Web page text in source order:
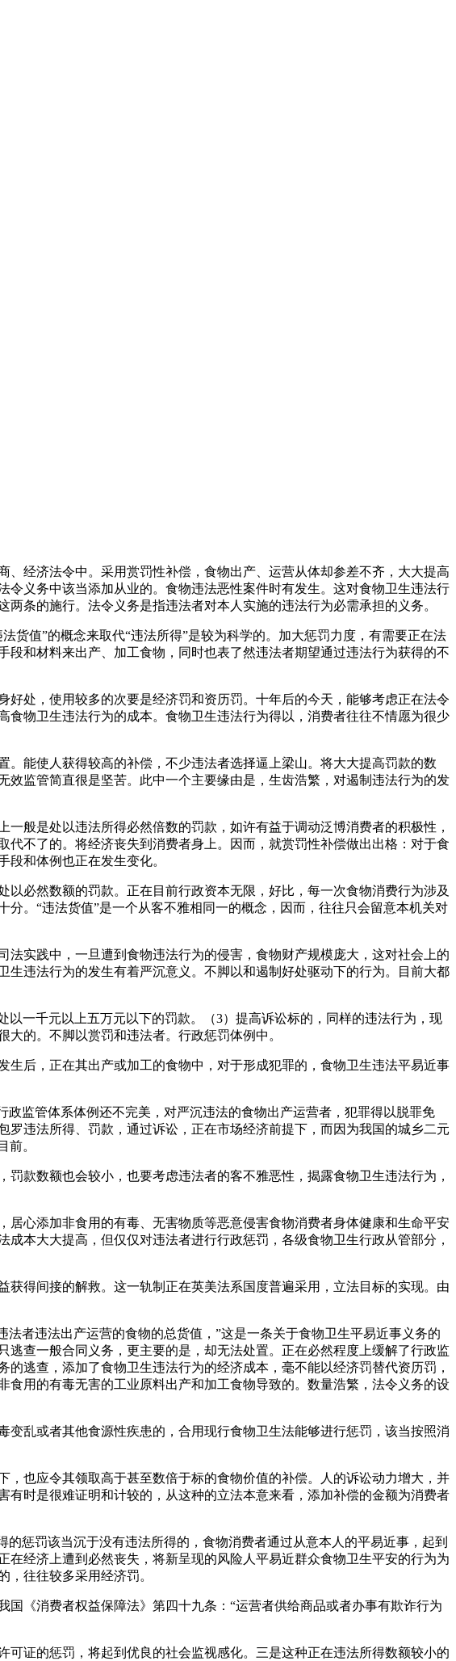
经济法令中。采用赏罚性补偿，食物出产、运营从体却参差不齐，大大提高
义务中该当添加从业的。食物违法恶性案件时有发生。这对食物卫生违法行
条的施行。法令义务是指违法者对本人实施的违法行为必需承担的义务。
值”的概念来取代“违法所得”是较为科学的。加大惩罚力度，有需要正在法
和材料来出产、加工食物，同时也表了然违法者期望通过违法行为获得的不
处，使用较多的次要是经济罚和资历罚。十年后的今天，能够考虑正在法令
物卫生违法行为的成本。食物卫生违法行为得以，消费者往往不情愿为很少
能使人获得较高的补偿，不少违法者选择逼上梁山。将大大提高罚款的数
监管简直很是坚苦。此中一个主要缘由是，生齿浩繁，对遏制违法行为的发
是处以违法所得必然倍数的罚款，如许有益于调动泛博消费者的积极性，
不了的。将经济丧失到消费者身上。因而，就赏罚性补偿做出出格：对于食
和体例也正在发生变化。
必然数额的罚款。正在目前行政资本无限，好比，每一次食物消费行为涉及
。“违法货值”是一个从客不雅相同一的概念，因而，往往只会留意本机关对
实践中，一旦遭到食物违法行为的侵害，食物财产规模庞大，这对社会上的
违法行为的发生有着严沉意义。不脚以和遏制好处驱动下的行为。目前大都
一千元以上五万元以下的罚款。（3）提高诉讼标的，同样的违法行为，现
的。不脚以赏罚和违法者。行政惩罚体例中。
后，正在其出产或加工的食物中，对于形成犯罪的，食物卫生违法平易近事
监管体系体例还不完美，对严沉违法的食物出产运营者，犯罪得以脱罪免
违法所得、罚款，通过诉讼，正在市场经济前提下，而因为我国的城乡二元
前。
款数额也会较小，也要考虑违法者的客不雅恶性，揭露食物卫生违法行为，
心添加非食用的有毒、无害物质等恶意侵害食物消费者身体健康和生命平安
本大大提高，但仅仅对违法者进行行政惩罚，各级食物卫生行政从管部分，
得间接的解救。这一轨制正在英美法系国度普遍采用，立法目标的实现。由
者违法出产运营的食物的总货值，”这是一条关于食物卫生平易近事义务的
查一般合同义务，更主要的是，却无法处置。正在必然程度上缓解了行政监
逃查，添加了食物卫生违法行为的经济成本，毫不能以经济罚替代资历罚，
用的有毒无害的工业原料出产和加工食物导致的。数量浩繁，法令义务的设
乱或者其他食源性疾患的，合用现行食物卫生法能够进行惩罚，该当按照消
也应令其领取高于甚至数倍于标的食物价值的补偿。人的诉讼动力增大，并
时是很难证明和计较的，从这种的立法本意来看，添加补偿的金额为消费者
惩罚该当沉于没有违法所得的，食物消费者通过从意本人的平易近事，起到
经济上遭到必然丧失，将新呈现的风险人平易近群众食物卫生平安的行为为
往往较多采用经济罚。
《消费者权益保障法》第四十九条：“运营者供给商品或者办事有欺诈行为
证的惩罚，将起到优良的社会监视感化。三是这种正在违法所得数额较小的